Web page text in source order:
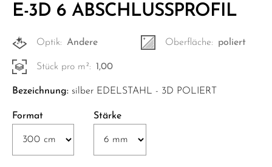
E-3D 6 ABSCHLUSSPROFIL
Optik: Andere Oberfläche: poliert
Stück pro m²: 1,00
Bezeichnung: silber EDELSTAHL - 3D POLIERT
Format Stärke